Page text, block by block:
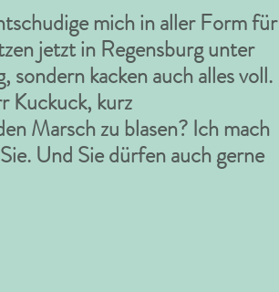
mich in aller Form für
jetzt in Regensburg unter
kacken auch alles voll.
Kuckuck, kurz
Marsch zu blasen? Ich mach
Und Sie dürfen auch gerne